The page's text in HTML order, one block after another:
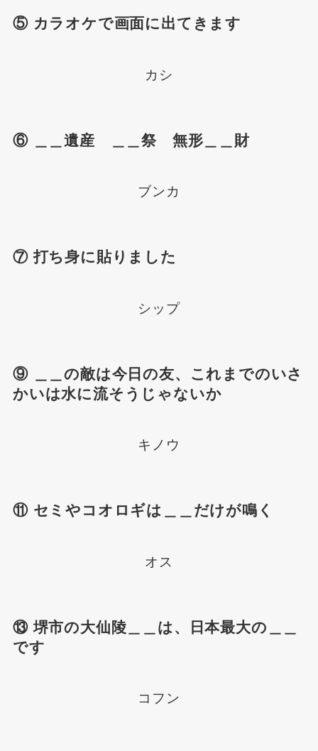
⑤ カラオケで画面に出てきます
カシ
⑥ ＿＿遺産 ＿＿祭 無形＿＿財
ブンカ
⑦ 打ち身に貼りました
シップ
⑨ ＿＿の敵は今日の友、これまでのいさ
かいは水に流そうじゃないか
キノウ
⑪ セミやコオロギは＿＿だけが鳴く
オス
⑬ 堺市の大仙陵＿＿は、日本最大の＿＿
です
コフン